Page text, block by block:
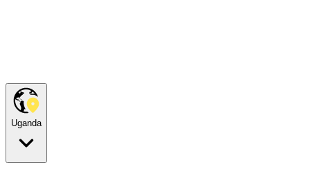
Uganda